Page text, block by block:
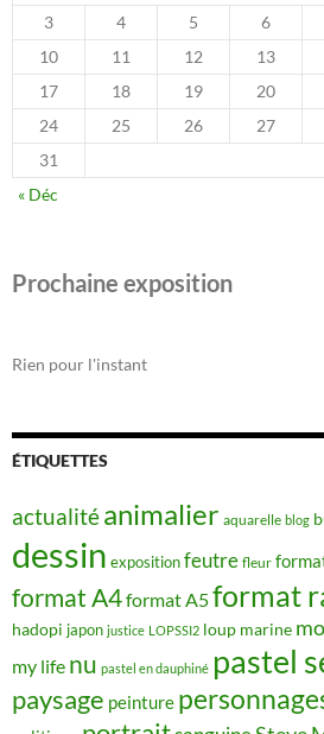
3
4 5 6
10
11 12 13
17
18 19 20
24
25 26 27
31
« Déc
Prochaine exposition
Rien pour l'instant
ÉTIQUETTES
actualitéanimalier aquarelle blog
dessin expositionfeutre fleur
format A4format A5format
hadopi japon justice LOPSSI2 loup marine
my life nu pastel en dauphiné pastel
paysage peinture